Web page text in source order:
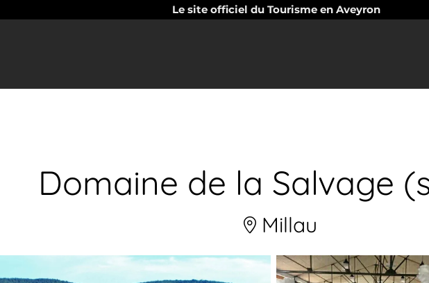
Le site officiel du Tourisme en Aveyron
Domaine de la Salvage
Millau